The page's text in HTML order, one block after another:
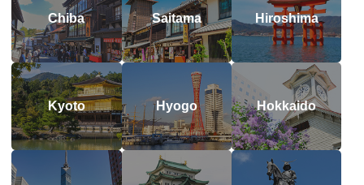
Chiba Saitama Hiroshima
Kyoto Hyogo Hokkaido